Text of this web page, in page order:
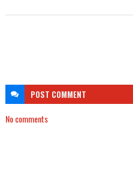
POST COMMENT
No comments